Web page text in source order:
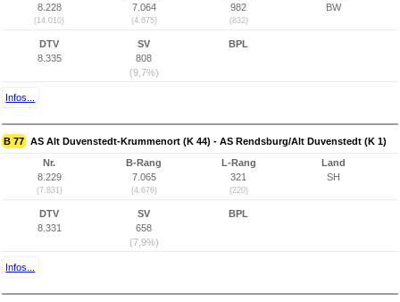
8.228
(14.010)
7.064
(4.675)
982
(832)
BW
DTV
8.335
SV
808
(9,7%)
BPL
Infos...
B 77 AS Alt Duvenstedt-Krummenort (K 44) - AS Rendsburg/Alt Duvenstedt (K 1)
Nr.
8.229
(7.831)
B-Rang
7.065
(4.676)
L-Rang
321
(220)
Land
SH
DTV
8.331
SV
658
(7,9%)
BPL
Infos...